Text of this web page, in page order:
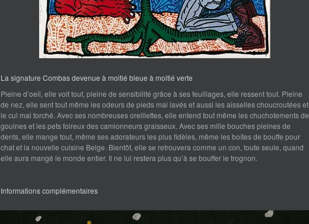
La signature Combas devenue à moitié bleue à moitié verte
Pleine d’oeil, elle voit tout, pleine de sensibilité grâce à ses feuillages, elle ressent tout. Pleine
de nez, elle sent tout même les odeurs de pieds mal lavés et aussi les aisselles choucroutées et
le cul mal torché. Avec ses nombreuses oreillettes, elle entend tout même les chuchotements de
gouines et les pets foireux des camionneurs graisseux. Avec ses mille bouches pleines de
dents, elle mange tout, même ses adorateurs les plus fidèles, même les boîtes de bouffe pour
chat et la nouvelle cuisine Belge. Bientôt, elle se retrouvera comme un con, toute seule, quand
elle aura mangé le monde entier. Il ne lui restera plus qu’à se bouffer le trognon.
Informations complémentaires